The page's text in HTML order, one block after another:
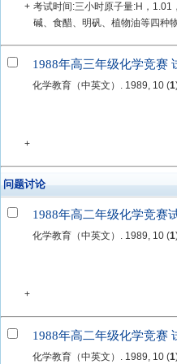
+ 考试时间:三小时原子量:H，
碱、食醋、明矾、植物油等四种
1988年高三年级化学竞赛
化学教育（中英文）. 1989, 10 (1
+
问题讨论
1988年高二年级化学竞赛
化学教育（中英文）. 1989, 10 (1
+
1988年高二年级化学竞赛
化学教育（中英文）. 1989, 10 (1